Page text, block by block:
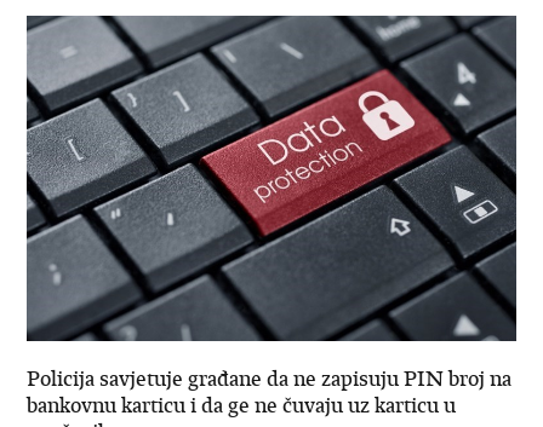
Policija savjetuje građane da ne zapisuju PIN broj na
bankovnu karticu i da ge ne čuvaju uz karticu u